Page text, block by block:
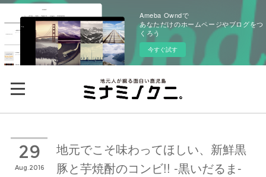
Ameba Owndで
あなただけのホームページやブログをつ
くろう
今すぐ試す
29
Aug 2016
地元でこそ味わってほしい、新鮮黒
豚と芋焼酎のコンビ!! -黒いだるま-